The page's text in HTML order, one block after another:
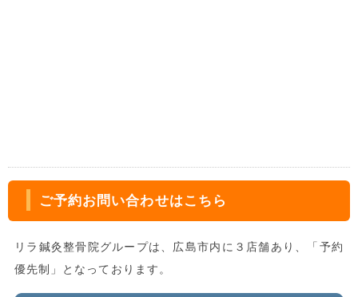
ご予約お問い合わせはこちら
リラ鍼灸整骨院グループは、広島市内に３店舗あり、「予約
優先制」となっております。